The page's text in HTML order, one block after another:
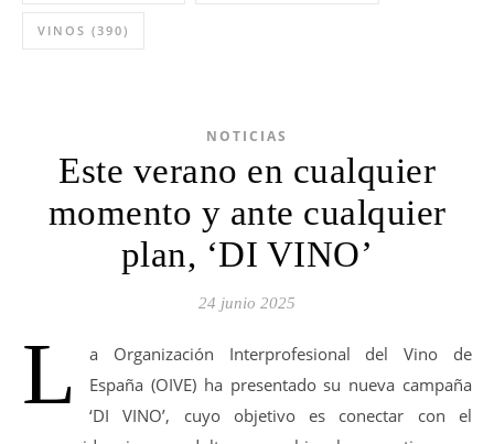
VINOS (390)
NOTICIAS
Este verano en cualquier
momento y ante cualquier
plan, ‘DI VINO’
24 junio 2025
L
a Organización Interprofesional del Vino de
España (OIVE) ha presentado su nueva campaña
‘DI VINO’, cuyo objetivo es conectar con el